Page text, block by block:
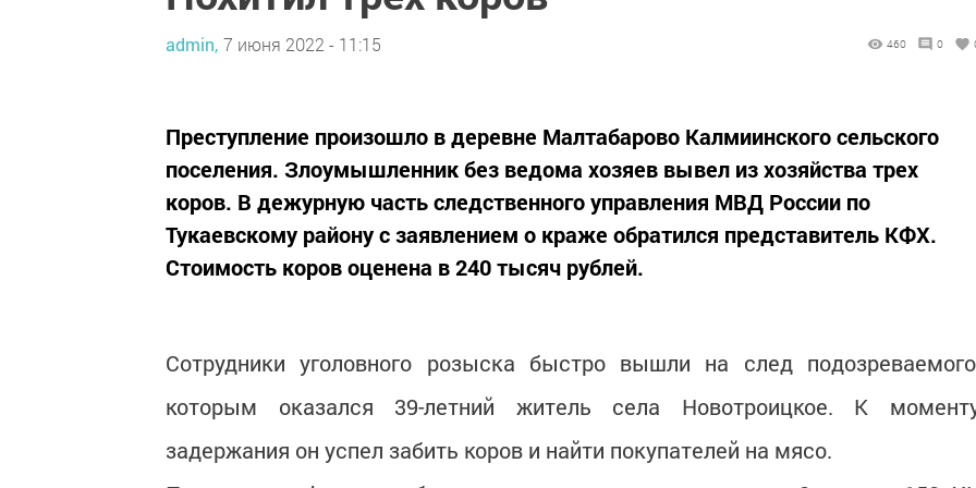
admin, 7 июня 2022 - 11:15 460 0
Преступление произошло в деревне Малтабарово Калмиинского сельского
поселения. Злоумышленник без ведома хозяев вывел из хозяйства трех
коров. В дежурную часть следственного управления МВД России по
Тукаевскому району с заявлением о краже обратился представитель КФХ.
Стоимость коров оценена в 240 тысяч рублей.
Сотрудники уголовного розыска быстро вышли на след
которым оказался 39-летний житель села Новотроицкое. К
задержания он успел забить коров и найти покупателей на мясо.